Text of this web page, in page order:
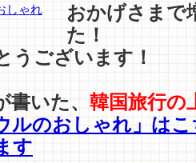
出
シ
ッ
ク
おかげさまで
た！
うございます！
書いた、 韓国旅行の
ルのおしゃれ」はこ
す